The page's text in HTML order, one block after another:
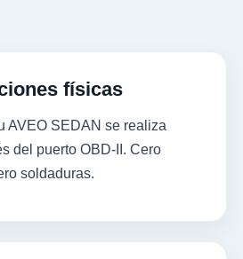
físicas
AVEO SEDAN se realiza
del puerto OBD-II. Cero
soldaduras.